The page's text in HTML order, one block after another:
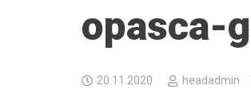
opasca-
20.11.2020 headadmin